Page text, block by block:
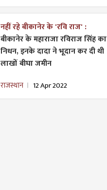
नहीं रहे बीकानेर के 'रवि राज' :
बीकानेर के महाराजा रविराज सिंह का
निधन, इनके दादा ने भूदान कर दी थी
लाखों बीघा जमीन
राजस्थान 12 Apr 2022